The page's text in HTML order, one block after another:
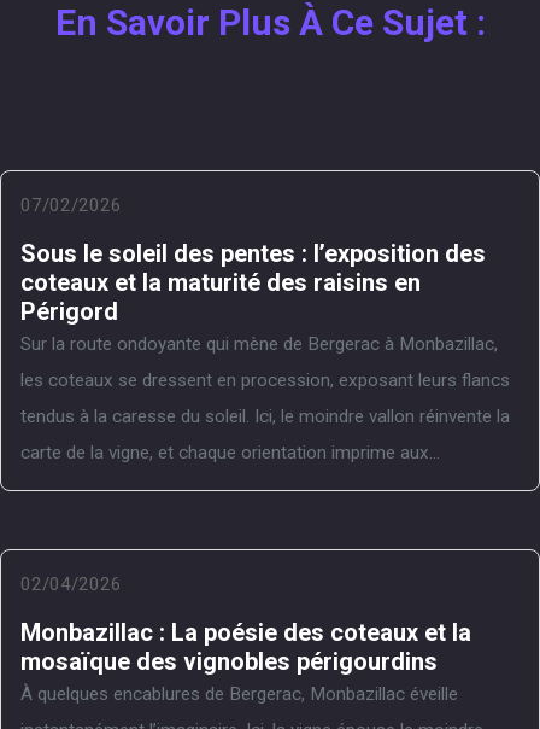
En Savoir Plus À Ce Sujet :
07/02/2026
Sous le soleil des pentes : l’exposition des
coteaux et la maturité des raisins en
Périgord
Sur la route ondoyante qui mène de Bergerac à Monbazillac,
les coteaux se dressent en procession, exposant leurs flancs
tendus à la caresse du soleil. Ici, le moindre vallon réinvente la
carte de la vigne, et chaque orientation imprime aux...
02/04/2026
Monbazillac : La poésie des coteaux et la
mosaïque des vignobles périgourdins
À quelques encablures de Bergerac, Monbazillac éveille